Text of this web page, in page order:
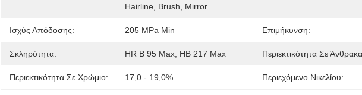
Hairline, Brush, Mirror
Ισχύς Απόδοσης: 205 MPa Min Επιμήκυνση:
Σκληρότητα: HR B 95 Max, HB 217 Max Περιεκτικότητα Σε
Περιεκτικότητα Σε Χρώμιο: 17,0 - 19,0% Περιεχόμενο Νικελίου: